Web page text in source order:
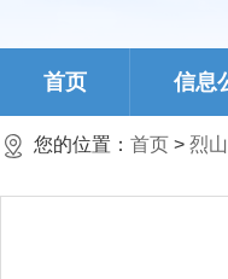
首页 信息
您的位置： 首页 > 烈